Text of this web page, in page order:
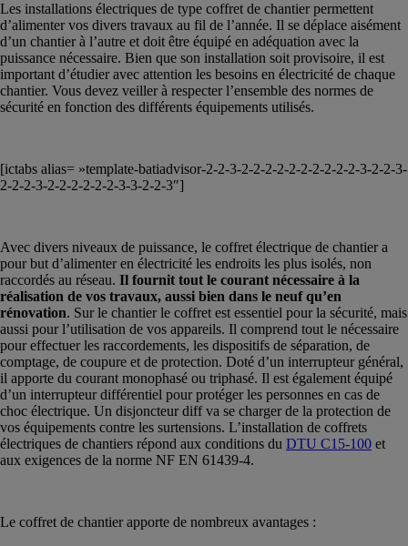
Les installations électriques de type coffret de chantier permettent
d’alimenter vos divers travaux au fil de l’année. Il se déplace aisément
d’un chantier à l’autre et doit être équipé en adéquation avec la
puissance nécessaire. Bien que son installation soit provisoire, il est
important d’étudier avec attention les besoins en électricité de chaque
chantier. Vous devez veiller à respecter l’ensemble des normes de
sécurité en fonction des différents équipements utilisés.
[ictabs alias= »template-batiadvisor-2-2-3-2-2-2-2-2-2-2-2-2-2-3-2-2-3-
2-2-2-3-2-2-2-2-2-2-3-3-2-2-3″]
Avec divers niveaux de puissance, le coffret électrique de chantier a
pour but d’alimenter en électricité les endroits les plus isolés, non
raccordés au réseau. Il fournit tout le courant nécessaire à la
réalisation de vos travaux, aussi bien dans le neuf qu’en
rénovation. Sur le chantier le coffret est essentiel pour la sécurité, mais
aussi pour l’utilisation de vos appareils. Il comprend tout le nécessaire
pour effectuer les raccordements, les dispositifs de séparation, de
comptage, de coupure et de protection. Doté d’un interrupteur général,
il apporte du courant monophasé ou triphasé. Il est également équipé
d’un interrupteur différentiel pour protéger les personnes en cas de
choc électrique. Un disjoncteur diff va se charger de la protection de
vos équipements contre les surtensions. L’installation de coffrets
électriques de chantiers répond aux conditions du DTU C15-100 et
aux exigences de la norme NF EN 61439-4.
Le coffret de chantier apporte de nombreux avantages :